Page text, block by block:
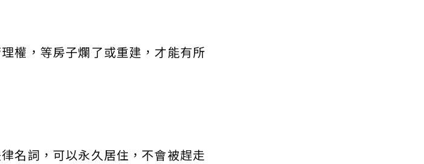
權，等房子爛了或重建，才能有所
名詞，可以永久居住，不會被趕走